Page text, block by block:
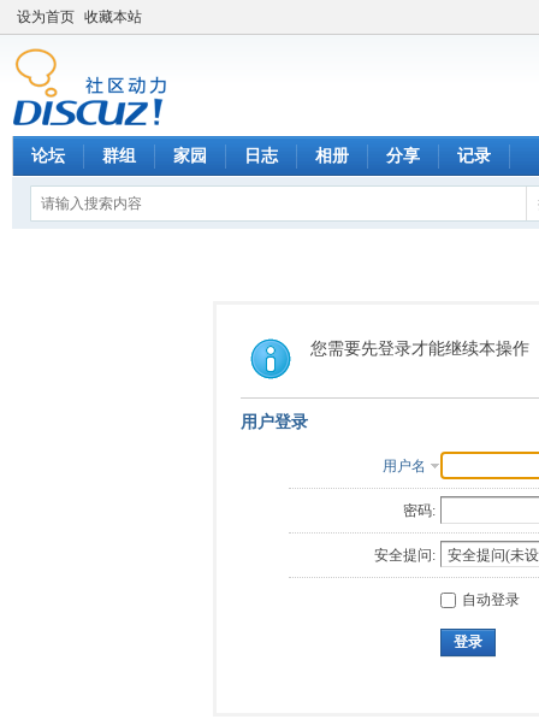
设为首页 收藏本站
论坛 群组 家园 日志 相册 分享 记录
您需要先登录才能继续本操作
用户登录
用户名
密码:
安全提问:
自动登录
登录